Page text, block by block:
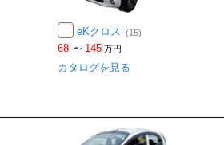
eKクロス (15)
68 〜 145 万円
カタログを見る